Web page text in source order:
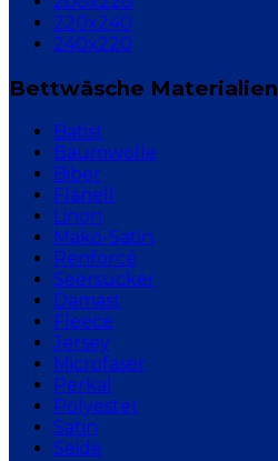
220x240
240x220
Bettwäsche Materialien
Batist
Baumwolle
Biber
Flanell
Linon
Mako-Satin
Renforcé
Seersucker
Damast
Fleece
Jersey
Microfaser
Perkal
Polyester
Satin
Seide